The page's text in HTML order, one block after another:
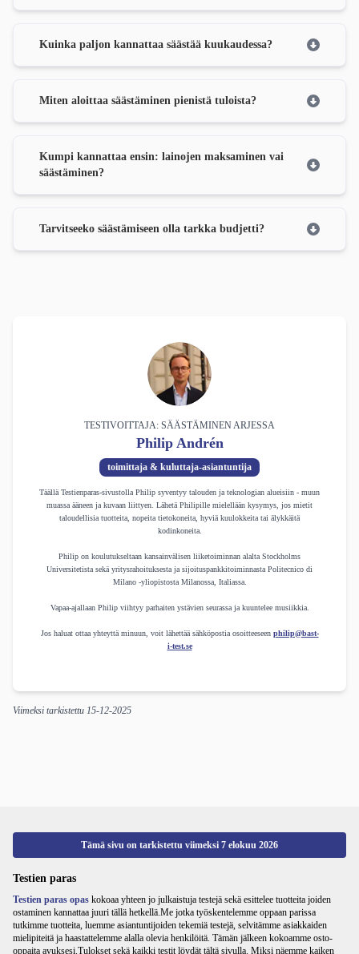
Kuinka paljon kannattaa säästää kuukaudessa?
Miten aloittaa säästäminen pienistä tuloista?
Kumpi kannattaa ensin: lainojen maksaminen vai
säästäminen?
Tarvitseeko säästämiseen olla tarkka budjetti?
TESTIVOITTAJA: SÄÄSTÄMINEN ARJESSA
Philip Andrén
toimittaja & kuluttaja-asiantuntija
Täällä Testienparas-sivustolla Philip syventyy talouden ja teknologian alueisiin - muun
muassa ääneen ja kuvaan liittyen. Lähetä Philipille mielellään kysymys, jos mietit
taloudellisia tuotteita, nopeita tietokoneita, hyviä kuulokkeita tai älykkäitä
kodinkoneita.
Philip on koulutukseltaan kansainvälisen liiketoiminnan alalta Stockholms
Universitetista sekä yritysrahoituksesta ja sijoituspankkitoiminnasta Politecnico di
Milano -yliopistosta Milanossa, Italiassa.
Vapaa-ajallaan Philip viihtyy parhaiten ystävien seurassa ja kuuntelee musiikkia.
Jos haluat ottaa yhteyttä minuun, voit lähettää sähköpostia osoitteeseen philip@bast-
i-test.se
Viimeksi tarkistettu 15-12-2025
Testien paras
Testien paras opas kokoaa yhteen jo julkaistuja testejä sekä esittelee tuotteita joiden
ostaminen kannattaa juuri tällä hetkellä.Me jotka työskentelemme oppaan parissa
tutkimme tuotteita, luemme asiantuntijoiden tekemiä testejä, selvitämme asiakkaiden
mielipiteitä ja haastattelemme alalla olevia henkilöitä. Tämän jälkeen kokoamme osto-
oppaita avuksesi.Tulokset sekä kaikki testit löydät tältä sivulla. Miksi näemme kaiken
Tämä sivu on tarkistettu viimeksi 7 elokuu 2026